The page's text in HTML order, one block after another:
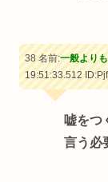
38 名前:一般より
19:51:33.512
嘘をつ
言う必